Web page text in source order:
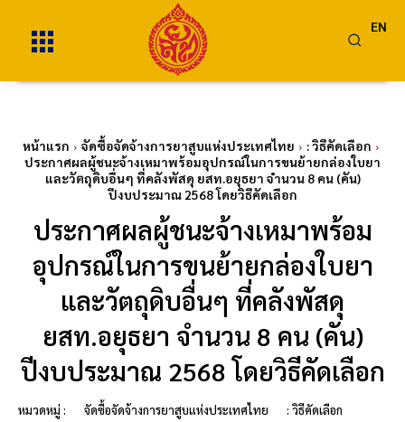
EN
หน้าแรก จัดซื้อจัดจ้างการยาสูบแห่งประเทศไทย
: วิธีคัดเลือก
ประกาศผลผู้ชนะจ้างเหมาพร้อมอุปกรณ์ในการขนย้ายกล่องใบยา
และวัตถุดิบอื่นๆ ที่คลังพัสดุ ยสท.อยุธยา จำนวน 8 คน (คัน)
ปีงบประมาณ 2568 โดยวิธีคัดเลือก
ประกาศผลผู้ชนะจ้างเหมาพร้อม
อุปกรณ์ในการขนย้ายกล่องใบยา
และวัตถุดิบอื่นๆ ที่คลังพัสดุ
ยสท.อยุธยา จำนวน 8 คน (คัน)
ปีงบประมาณ 2568 โดยวิธีคัดเลือก
หมวดหมู่ : จัดซื้อจัดจ้างการยาสูบแห่งประเทศไทย
: วิธีคัดเลือก